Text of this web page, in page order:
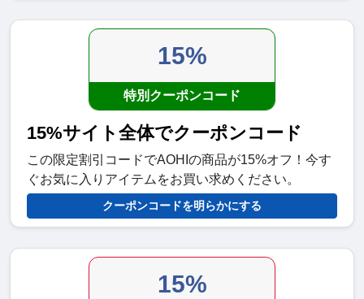
15%
特別クーポンコード
15%サイト全体でクーポンコード
この限定割引コードでAOHIの商品が15%オフ！今す
ぐお気に入りアイテムをお買い求めください。
クーポンコードを明らかにする
15%